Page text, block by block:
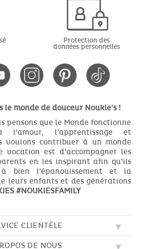
Protection des
données personnelles
le monde de douceur Noukie's !
pensons que le Monde fonctionne
l’apprentissage et
voulons contribuer à un monde
vocation est d’accompagner les
en les inspirant afin qu’ils
bien l’épanouissement et la
leurs enfants et des générations
#NOUKIESFAMILY
CLIENTÈLE
FRÉQUENTES (FAQ)
DE NOUS